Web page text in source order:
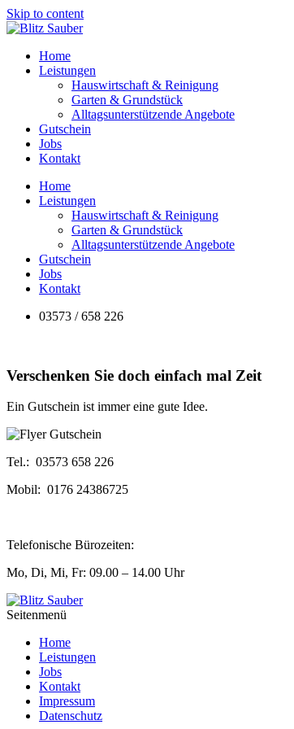
Skip to content
Home
Leistungen
Hauswirtschaft & Reinigung
Garten & Grundstück
Alltagsunterstützende Angebote
Gutschein
Jobs
Kontakt
Home
Leistungen
Hauswirtschaft & Reinigung
Garten & Grundstück
Alltagsunterstützende Angebote
Gutschein
Jobs
Kontakt
03573 / 658 226
Verschenken Sie doch einfach mal Zeit
Ein Gutschein ist immer eine gute Idee.
Tel.: 03573 658 226
Mobil: 0176 24386725
Telefonische Bürozeiten:
Mo, Di, Mi, Fr: 09.00 – 14.00 Uhr
Seitenmenü
Home
Leistungen
Jobs
Kontakt
Impressum
Datenschutz